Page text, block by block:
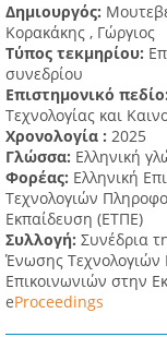
Δημιουργός:
Κορακάκης , Γώργιος
Τύπος τεκμηρίου:
συνεδρίου
Επιστημονικό πεδίο:
Τεχνολογίας και
Χρονολογία : 2025
Γλώσσα: Ελληνική
Φορέας: Ελληνική
Τεχνολογιών
Εκπαίδευση (ΕΤΠΕ)
Συλλογή: Συνέδρια
Ένωσης Τεχνολογιών
Επικοινωνιών στην
eProceedings